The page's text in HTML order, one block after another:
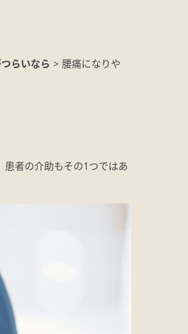
らいなら > 腰痛になりや
者の介助もその1つではあ